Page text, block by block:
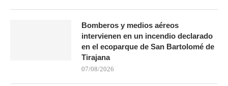
Bomberos y medios aéreos
intervienen en un incendio declarado
en el ecoparque de San Bartolomé de
Tirajana
07/08/2026